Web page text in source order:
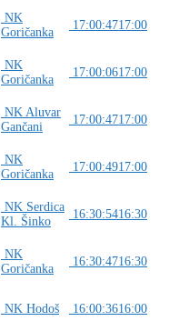
NK
Goričanka
17:00:4717:00
NK
Goričanka
17:00:0617:00
NK Aluvar
Gančani
17:00:4717:00
NK
Goričanka
17:00:4917:00
NK Serdica
Kl. Šinko
16:30:5416:30
NK
Goričanka
16:30:4716:30
NK Hodoš 16:00:3616:00